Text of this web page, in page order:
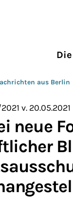
aus Berlin
v. 20.05.2021
neue